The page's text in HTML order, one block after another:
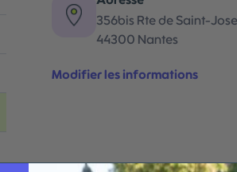
356bis Rte de Saint-
44300 Nantes
Modifier les informations